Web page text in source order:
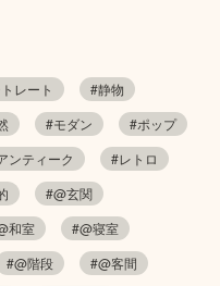
レート
#静物
#モダン
#ポップ
ンティーク
#レトロ
#@玄関
和室
#@寝室
#@階段
#@客間